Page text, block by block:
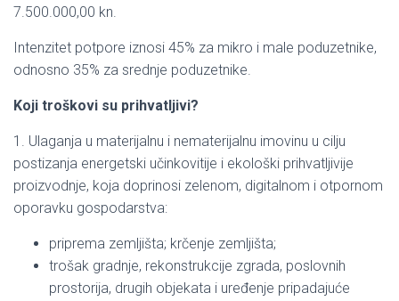
7.500.000,00 kn.
Intenzitet potpore iznosi 45% za mikro i male poduzetnike,
odnosno 35% za srednje poduzetnike.
Koji troškovi su prihvatljivi?
1. Ulaganja u materijalnu i nematerijalnu imovinu u cilju
postizanja energetski učinkovitije i ekološki prihvatljivije
proizvodnje, koja doprinosi zelenom, digitalnom i otpornom
oporavku gospodarstva:
priprema zemljišta; krčenje zemljišta;
trošak gradnje, rekonstrukcije zgrada, poslovnih
prostorija, drugih objekata i uređenje pripadajuće